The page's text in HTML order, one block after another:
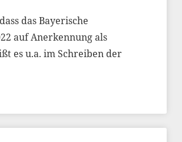
das Bayerische
auf Anerkennung als
es u.a. im Schreiben der